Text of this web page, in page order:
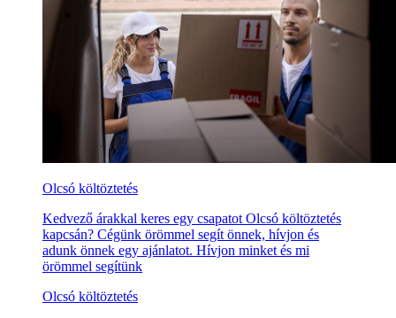
Olcsó költöztetés
Kedvező árakkal keres egy csapatot Olcsó költöztetés
kapcsán? Cégünk örömmel segít önnek, hívjon és
adunk önnek egy ajánlatot. Hívjon minket és mi
örömmel segítünk
Olcsó költöztetés